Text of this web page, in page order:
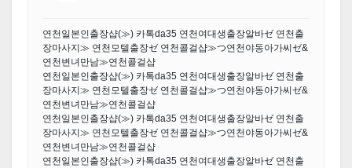
연천일본인출장샵(≫) 카톡da35 연천여대생출장알바ゼ 연천출
장마사지≫ 연천모텔출장ゼ 연천콜걸샵≫つ연천야동아가씨ゼ&
연천변녀만남≫연천콜걸샵
연천일본인출장샵(≫) 카톡da35 연천여대생출장알바ゼ 연천출
장마사지≫ 연천모텔출장ゼ 연천콜걸샵≫つ연천야동아가씨ゼ&
연천변녀만남≫연천콜걸샵
연천일본인출장샵(≫) 카톡da35 연천여대생출장알바ゼ 연천출
장마사지≫ 연천모텔출장ゼ 연천콜걸샵≫つ연천야동아가씨ゼ&
연천변녀만남≫연천콜걸샵
연천일본인출장샵(≫) 카톡da35 연천여대생출장알바ゼ 연천출